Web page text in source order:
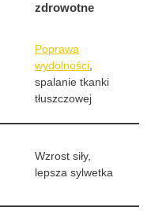
zdrowotne
Poprawa
wydolności,
spalanie tkanki
tłuszczowej
Wzrost siły,
lepsza sylwetka